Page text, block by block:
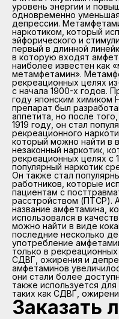
уровень энергии и
одновременно
депрессии.
наркотиком, который
эйфорического и
первый в длинной
в которую входят
наиболее известен как
метамфетамин».
рекреационных целях
с начала 1900-х годов.
году японским химиком
препарат был
аппетита, но после
1919 году, он стал
рекреационного
который можно найти в
незаконный наркотик,
рекреационных целях
популярный наркотик
Он также стал
работников, которые
пациентам с
расстройством (ПТСР).
название амфетамина,
использовался в
можно найти в виде
последние несколько
употребление
только в
СДВГ, ожирения и
амфетаминов
они стали более
также используется для
таких как СДВГ,
Заказать